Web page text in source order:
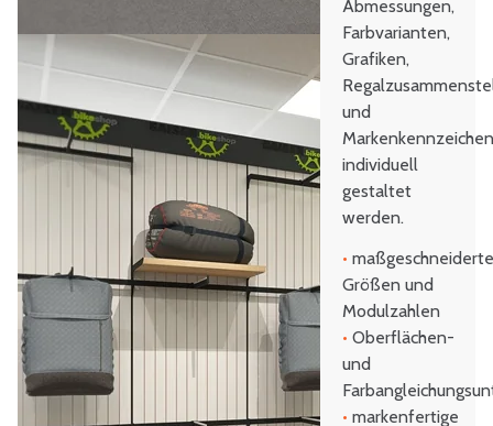
Abmessungen,
Farbvarianten,
Grafiken,
und
individuell
gestaltet
werden.
•
Größen und
Modulzahlen
• Oberflächen-
und
• markenfertige